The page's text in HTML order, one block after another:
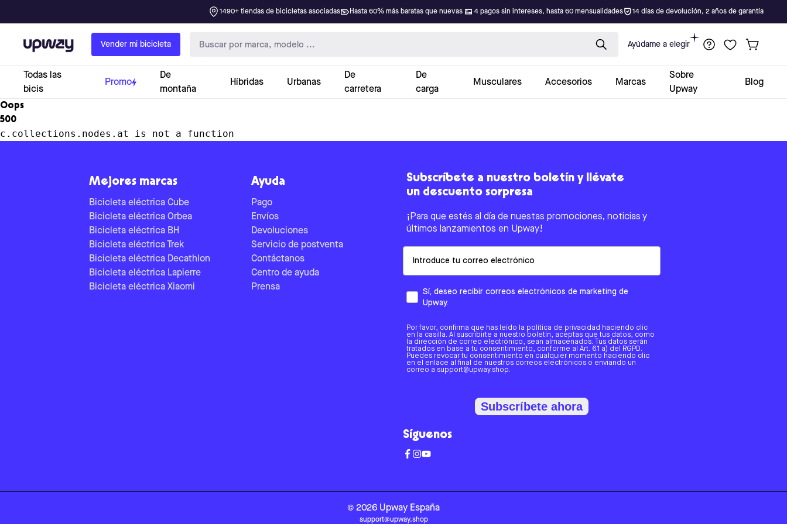
1490+ tiendas de bicicletas asociadas Hasta 60% más baratas que nuevas 4 pagos sin intereses, hasta 60 mensualidades 14 días de devolución, 2 años de garantía
Upway Vender mi bicicleta Ayúdame a elegir
Todas las
bicis
Promo
De
montaña
Híbridas Urbanas
De
carretera
De
carga
Musculares Accesorios Marcas
Sobre
Upway
Blog
Oops
500
c.collections.nodes.at is not a function
Mejores marcas
Bicicleta eléctrica Cube
Bicicleta eléctrica Orbea
Bicicleta eléctrica BH
Bicicleta eléctrica Trek
Bicicleta eléctrica Decathlon
Bicicleta eléctrica Lapierre
Bicicleta eléctrica Xiaomi
Ayuda
Pago
Envíos
Devoluciones
Servicio de postventa
Contáctanos
Centro de ayuda
Prensa
Subscríbete a nuestro boletín y llévate
un descuento sorpresa
¡Para que estés al día de nuestas promociones, noticias y
últimos lanzamientos en Upway!
Sí, deseo recibir correos electrónicos de marketing de
Upway.
Por favor, confirma que has leído la política de privacidad haciendo clic
en la casilla. Al suscribirte a nuestro boletín, aceptas que tus datos, como
la dirección de correo electrónico, sean almacenados. Tus datos serán
tratados en base a tu consentimiento, conforme al Art. 6.1 a) del RGPD.
Puedes revocar tu consentimiento en cualquier momento haciendo clic
en el enlace al final de nuestros correos electrónicos o enviando un
correo a support@upway.shop.
Subscríbete ahora
Síguenos
© 2026 Upway España
support@upway.shop